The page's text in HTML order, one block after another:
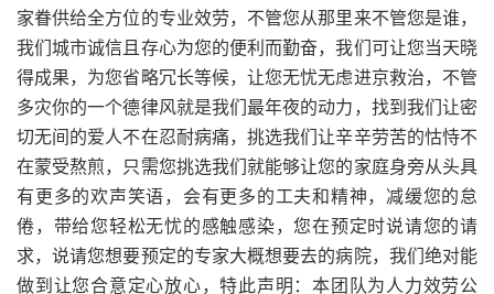
家眷供给全方位的专业效劳，不管您从那里来不管您是谁，
我们城市诚信且存心为您的便利而勤奋，我们可让您当天晓
得成果，为您省略冗长等候，让您无忧无虑进京救治，不管
多灾你的一个德律风就是我们最年夜的动力，找到我们让密
切无间的爱人不在忍耐病痛，挑选我们让辛辛劳苦的怙恃不
在蒙受熬煎，只需您挑选我们就能够让您的家庭身旁从头具
有更多的欢声笑语，会有更多的工夫和精神，减缓您的怠
倦，带给您轻松无忧的感触感染，您在预定时说请您的请
求，说请您想要预定的专家大概想要去的病院，我们绝对能
做到让您合意定心放心，特此声明：本团队为人力效劳公